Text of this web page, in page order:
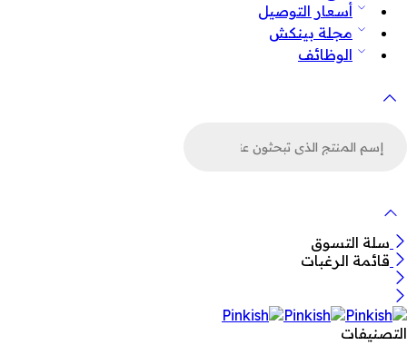
أسعار التوصيل
مجلة بينكش
الوظائف
سلة التسوق
قائمة الرغبات
التصنيفات